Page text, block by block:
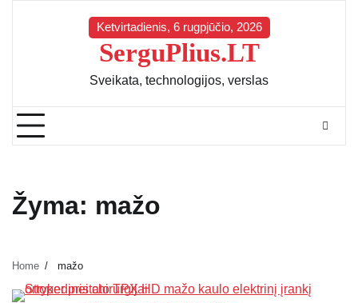
Ketvirtadienis, 6 rugpjūčio, 2026
SerguPlius.LT
Sveikata, technologijos, verslas
Žyma: mažo
Home mažo